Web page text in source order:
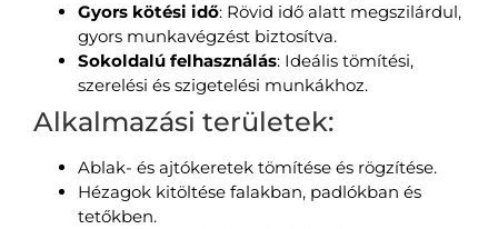
Gyors kötési idő: Rövid idő alatt megszilárdul,
gyors munkavégzést biztosítva.
Sokoldalú felhasználás: Ideális tömítési,
szerelési és szigetelési munkákhoz.
Alkalmazási területek:
Ablak- és ajtókeretek tömítése és rögzítése.
Hézagok kitöltése falakban, padlókban és
tetőkben.